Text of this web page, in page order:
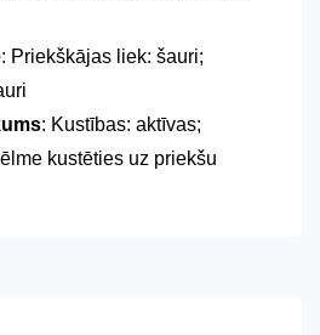
: Priekškājas liek: šauri;
: Kustības: aktīvas;
kustēties uz priekšu